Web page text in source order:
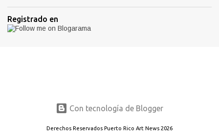
Registrado en
Con tecnología de Blogger
Derechos Reservados Puerto Rico Art News 2026